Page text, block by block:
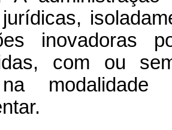
inovadoras
com ou
na